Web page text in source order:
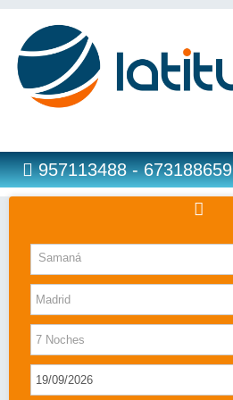
957113488 - 673188659
Hoteles
Costas
Islas
Caribe
Bahia Principe
Samaná